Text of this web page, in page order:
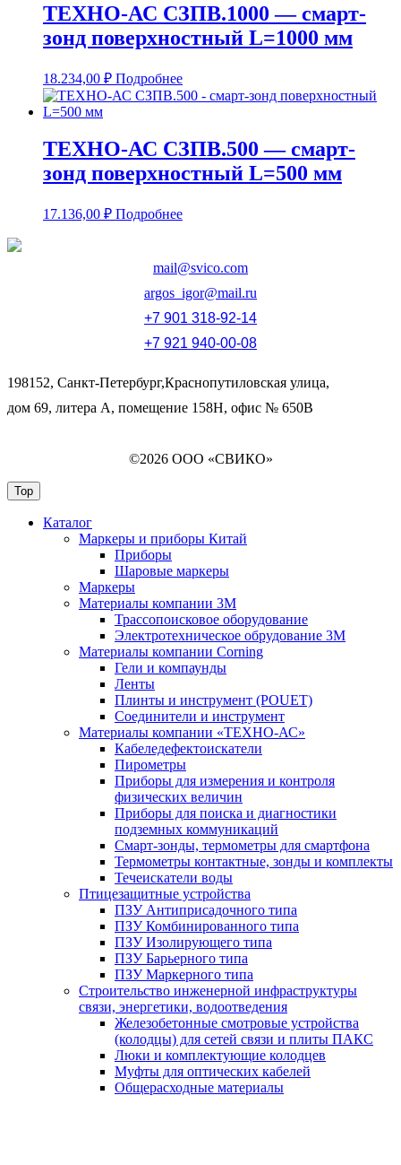
ТЕХНО-АС СЗПВ.1000 — смарт-
зонд поверхностный L=1000 мм
18.234,00 ₽ Подробнее
ТЕХНО-АС СЗПВ.500 — смарт-
зонд поверхностный L=500 мм
17.136,00 ₽ Подробнее
mail@svico.com
argos_igor@mail.ru
+7 901 318-92-14
+7 921 940-00-08
198152, Санкт-Петербург,Краснопутиловская улица,
дом 69, литера А, помещение 158Н, офис № 650В
©2026 ООО «СВИКО»
Top
Каталог
Маркеры и приборы Китай
Приборы
Шаровые маркеры
Маркеры
Материалы компании 3М
Трассопоисковое оборудование
Электротехническое обрудование 3М
Материалы компании Corning
Гели и компаунды
Ленты
Плинты и инструмент (POUET)
Соединители и инструмент
Материалы компании «ТЕХНО-АС»
Кабеледефектоискатели
Пирометры
Приборы для измерения и контроля
физических величин
Приборы для поиска и диагностики
подземных коммуникаций
Смарт-зонды, термометры для смартфона
Термометры контактные, зонды и комплекты
Течеискатели воды
Птицезащитные устройства
ПЗУ Антиприсадочного типа
ПЗУ Комбинированного типа
ПЗУ Изолирующего типа
ПЗУ Барьерного типа
ПЗУ Маркерного типа
Строительство инженерной инфраструктуры
связи, энергетики, водоотведения
Железобетонные смотровые устройства
(колодцы) для сетей связи и плиты ПАКС
Люки и комплектующие колодцев
Муфты для оптических кабелей
Общерасходные материалы